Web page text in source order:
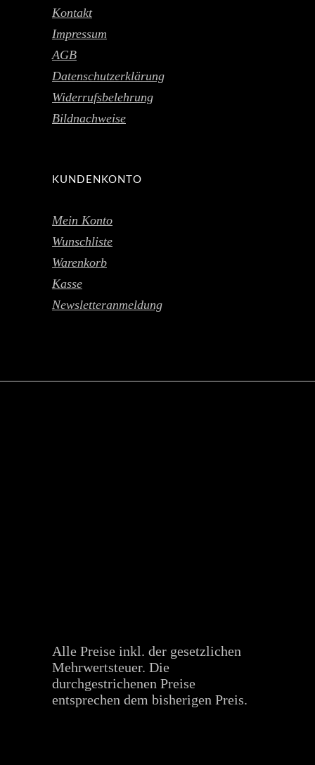
Kontakt
Impressum
AGB
Datenschutzerklärung
Widerrufsbelehrung
Bildnachweise
KUNDENKONTO
Mein Konto
Wunschliste
Warenkorb
Kasse
Newsletteranmeldung
Alle Preise inkl. der gesetzlichen
Mehrwertsteuer. Die
durchgestrichenen Preise
entsprechen dem bisherigen Preis.